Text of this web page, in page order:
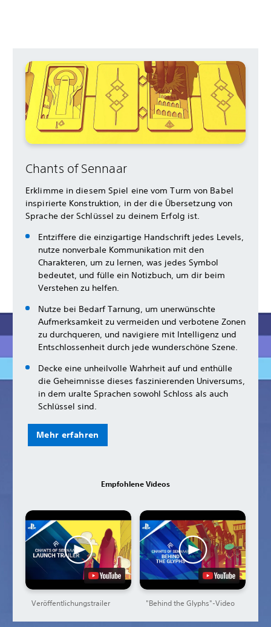
Chants of Sennaar
Erklimme in diesem Spiel eine vom Turm von Babel
inspirierte Konstruktion, in der die Übersetzung von
Sprache der Schlüssel zu deinem Erfolg ist.
Entziffere die einzigartige Handschrift jedes Levels,
nutze nonverbale Kommunikation mit den
Charakteren, um zu lernen, was jedes Symbol
bedeutet, und fülle ein Notizbuch, um dir beim
Verstehen zu helfen.
Nutze bei Bedarf Tarnung, um unerwünschte
Aufmerksamkeit zu vermeiden und verbotene Zonen
zu durchqueren, und navigiere mit Intelligenz und
Entschlossenheit durch jede wunderschöne Szene.
Decke eine unheilvolle Wahrheit auf und enthülle
die Geheimnisse dieses faszinierenden Universums,
in dem uralte Sprachen sowohl Schloss als auch
Schlüssel sind.
Mehr erfahren
Empfohlene Videos
Veröffentlichungstrailer "Behind the Glyphs"-Video